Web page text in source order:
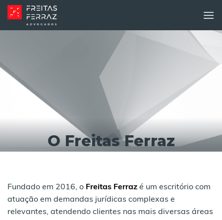
Skip
to
content
O Freitas Ferraz
Fundado em 2016, o Freitas Ferraz é um escritório com
atuação em demandas jurídicas complexas e
relevantes, atendendo clientes nas mais diversas áreas